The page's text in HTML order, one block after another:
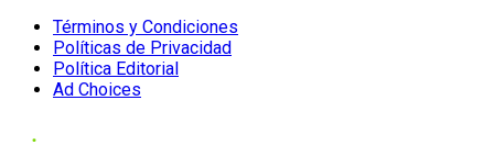
Términos y Condiciones
Políticas de Privacidad
Política Editorial
Ad Choices